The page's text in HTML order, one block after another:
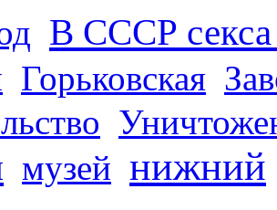
В СССР секса
Горьковская
музей нижний